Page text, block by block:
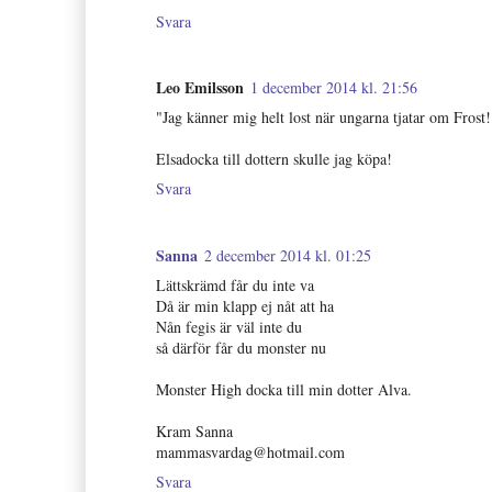
Svara
Leo Emilsson 1 december 2014 kl. 21:56
"Jag känner mig helt lost när ungarna tjatar om
Elsadocka till dottern skulle jag köpa!
Svara
Sanna 2 december 2014 kl. 01:25
Lättskrämd får du inte va
Då är min klapp ej nåt att ha
Nån fegis är väl inte du
så därför får du monster nu
Monster High docka till min dotter Alva.
Kram Sanna
mammasvardag@hotmail.com
Svara